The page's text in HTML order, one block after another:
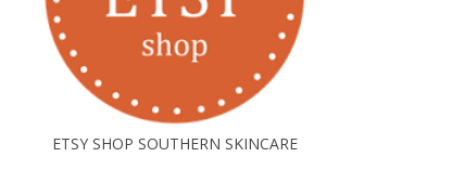
ETSY SHOP SOUTHERN SKINCARE